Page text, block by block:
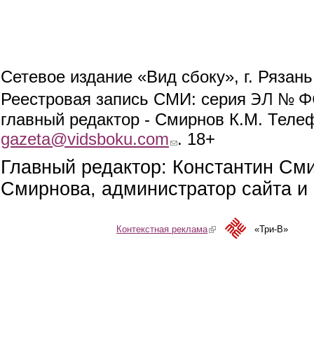
Сетевое издание «Вид сбоку», г.
Реестровая запись СМИ: серия ЭЛ №
главный редактор - Смирнов К.М.
gazeta@vidsboku.com (link sends e-mail)
. 18+
Главный редактор: Константин
Смирнова, администратор сайта
Контекстная реклама(link is external)«Три-В»